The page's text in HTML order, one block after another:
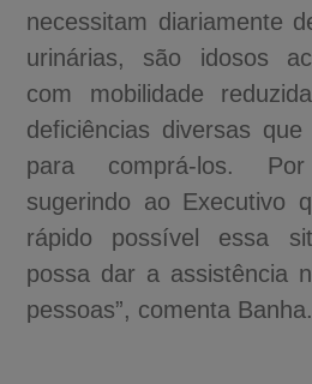
necessitam diariamente
urinárias, são idosos
com mobilidade
deficiências diversas
para comprá-los.
sugerindo ao Executivo
rápido possível essa
possa dar a assistência
pessoas”, comenta Banha.